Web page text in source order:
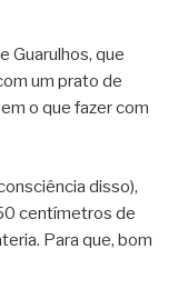
Guarulhos, que
um prato de
o que fazer com
disso),
centímetros de
Para que, bom